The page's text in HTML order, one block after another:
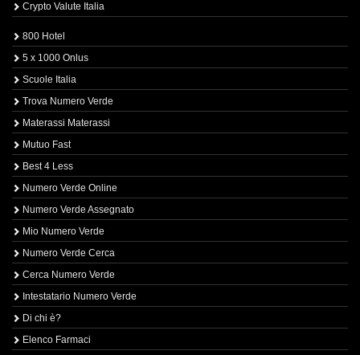
Crypto Valute Italia
800 Hotel
5 x 1000 Onlus
Scuole Italia
Trova Numero Verde
Materassi Materassi
Mutuo Fast
Best 4 Less
Numero Verde Online
Numero Verde Assegnato
Mio Numero Verde
Numero Verde Cerca
Cerca Numero Verde
Intestatario Numero Verde
Di chi è?
Elenco Farmaci